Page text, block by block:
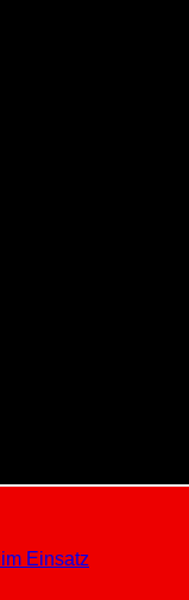
Einsatz